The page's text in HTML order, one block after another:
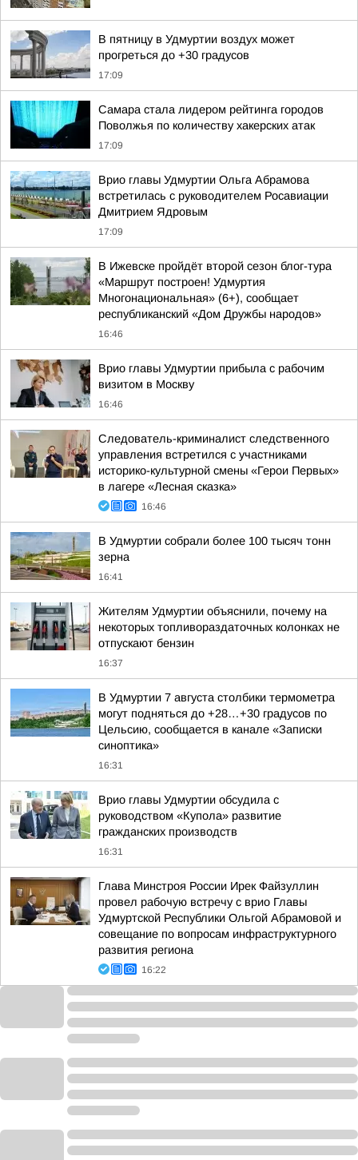
В пятницу в Удмуртии воздух может
прогреться до +30 градусов
17:09
Самара стала лидером рейтинга городов
Поволжья по количеству хакерских атак
17:09
Врио главы Удмуртии Ольга Абрамова
встретилась с руководителем Росавиации
Дмитрием Ядровым
17:09
В Ижевске пройдёт второй сезон блог-тура
«Маршрут построен! Удмуртия
Многонациональная» (6+), сообщает
республиканский «Дом Дружбы народов»
16:46
Врио главы Удмуртии прибыла с рабочим
визитом в Москву
16:46
Следователь-криминалист следственного
управления встретился с участниками
историко-культурной смены «Герои Первых»
в лагере «Лесная сказка»
16:46
В Удмуртии собрали более 100 тысяч тонн
зерна
16:41
Жителям Удмуртии объяснили, почему на
некоторых топливораздаточных колонках не
отпускают бензин
16:37
В Удмуртии 7 августа столбики термометра
могут подняться до +28…+30 градусов по
Цельсию, сообщается в канале «Записки
синоптика»
16:31
Врио главы Удмуртии обсудила с
руководством «Купола» развитие
гражданских производств
16:31
Глава Минстроя России Ирек Файзуллин
провел рабочую встречу с врио Главы
Удмуртской Республики Ольгой Абрамовой и
совещание по вопросам инфраструктурного
развития региона
16:22